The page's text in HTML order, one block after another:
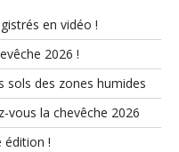
en vidéo !
2026 !
sols des zones humides
vous la chevêche 2026
édition !